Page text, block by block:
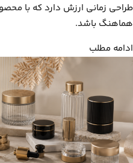
طراحی زمانی ارزش دارد که با
هماهنگ باشد.
ادامه مطلب